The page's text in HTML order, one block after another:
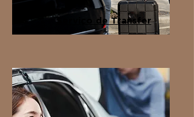
Serviço de Transfer